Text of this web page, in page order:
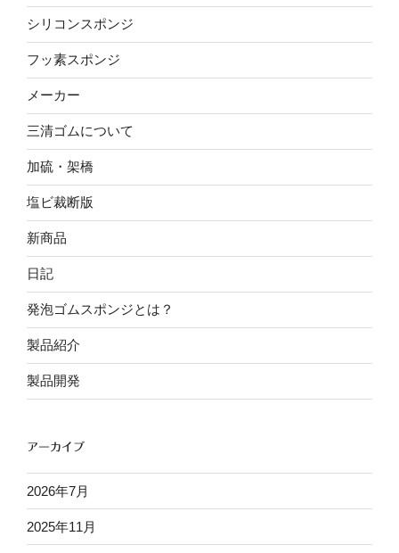
シリコンスポンジ
フッ素スポンジ
メーカー
三清ゴムについて
加硫・架橋
塩ビ裁断版
新商品
日記
発泡ゴムスポンジとは？
製品紹介
製品開発
アーカイブ
2026年7月
2025年11月